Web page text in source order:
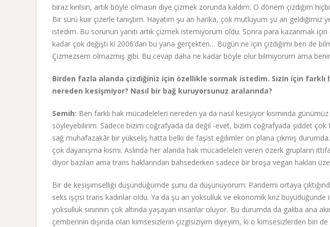
biraz kırılsın, artık böyle olmasın diye çizmek zorunda kaldım. O dönem çizdiğim
Bir sürü kuir çizerle tanıştım. Hayatım şu an harika, çok mutluyum şu an geldiğimiz
istedim. Bu sorunun yanıtı artık çizmek istemiyorum oldu. Sonra para kazanmak
kadar çok değişti ki 2006’dan bu yana gerçekten… Bugün ne için çizdiğimi ben de
Çizmezsem olmazmış gibi. Bu cevap daha ne kadar böyle olur bilmiyorum ama
Birden fazla alanda çizdiğiniz için özellikle sormak istedim. Sizin için
nereden kesişmiyor? Nasıl bir bağ kuruyorsunuz aralarında?
Semih: Ben farklı hak mücadeleleri nereden ya da nasıl kesişiyor kısmında
söyleyebilirim. Sadece bizim coğrafyada da değil -evet, bizim coğrafyada şiddet
sağ muhafazakâr bir yükseliş hatta belki de faşist eğilimler ön plana çıkmış
çok dayanışma kısmı. Aslında her alanda hak mücadeleleri veren özerk grupların
diyor bazıları ama trans haklarından bahsederken sadece bir broşa vegan hakları
Bir de kesişimselliği düşündüğümde şunu da düşünüyorum: Pandemi ortaya
seks işçisi trans kadınlar oldu. Ya da şu an yoksulluk ve ekonomik kriz
yoksulluk sınırının çok altında yaşayan insanlar oluyor. Bu durumda da galiba ana
çemberinin dışında olan kimsesizlerin çizgisiziyim diyeyim, ki o kimsesizlerden biri